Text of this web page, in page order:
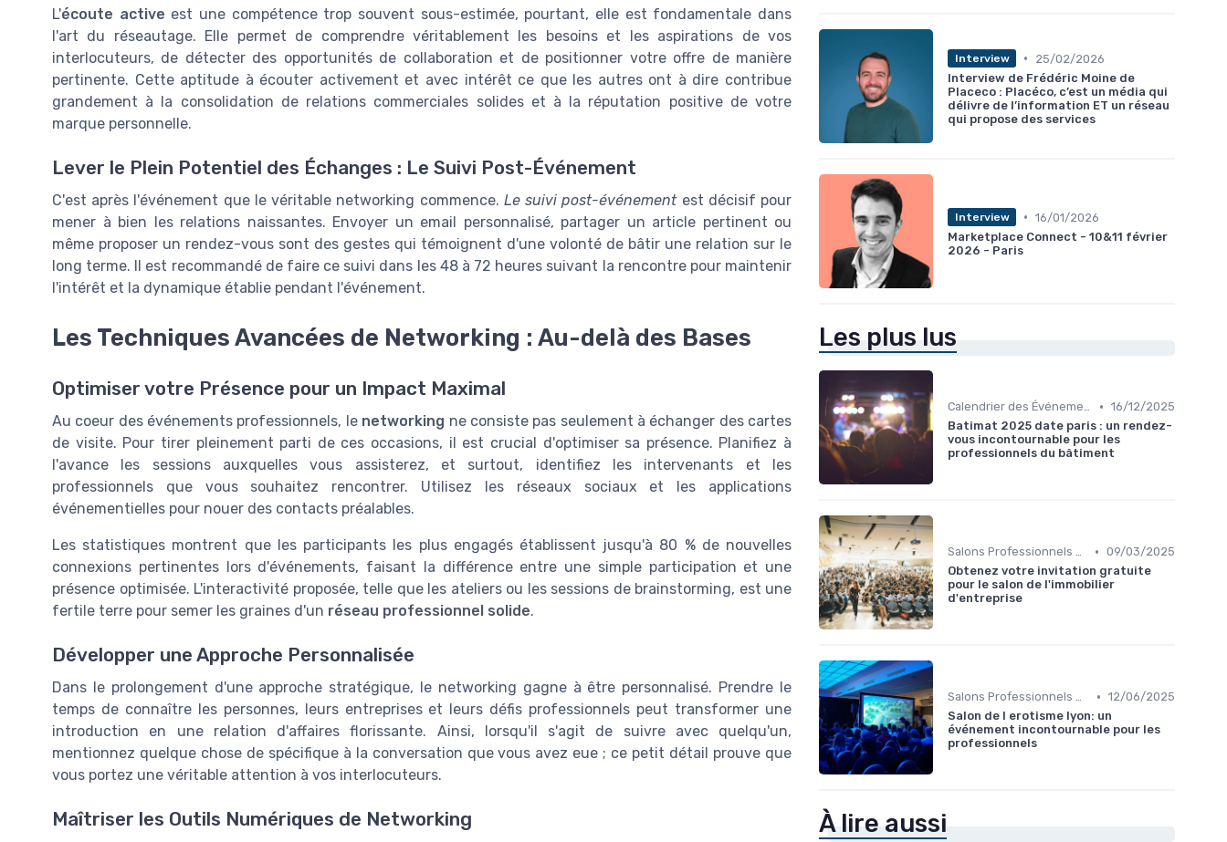
L'écoute active est une compétence trop souvent sous-estimée, pourtant, elle est fondamentale dans
l'art du réseautage. Elle permet de comprendre véritablement les besoins et les aspirations de vos
interlocuteurs, de détecter des opportunités de collaboration et de positionner votre offre de manière
pertinente. Cette aptitude à écouter activement et avec intérêt ce que les autres ont à dire contribue
grandement à la consolidation de relations commerciales solides et à la réputation positive de votre
marque personnelle.
Lever le Plein Potentiel des Échanges : Le Suivi Post-Événement
C'est après l'événement que le véritable networking commence. Le suivi post-événementest décisif pour
mener à bien les relations naissantes. Envoyer un email personnalisé, partager un article pertinent ou
même proposer un rendez-vous sont des gestes qui témoignent d'une volonté de bâtir une relation sur le
long terme. Il est recommandé de faire ce suivi dans les 48 à 72 heures suivant la rencontre pour maintenir
l'intérêt et la dynamique établie pendant l'événement.
Les Techniques Avancées de Networking : Au-delà des Bases
Optimiser votre Présence pour un Impact Maximal
Au coeur des événements professionnels, le networking ne consiste pas seulement à échanger des cartes
de visite. Pour tirer pleinement parti de ces occasions, il est crucial d'optimiser sa présence. Planifiez à
l'avance les sessions auxquelles vous assisterez, et surtout, identifiez les intervenants et les
professionnels que vous souhaitez rencontrer. Utilisez les réseaux sociaux et les applications
événementielles pour nouer des contacts préalables.
Les statistiques montrent que les participants les plus engagés établissent jusqu'à 80 % de nouvelles
connexions pertinentes lors d'événements, faisant la différence entre une simple participation et une
présence optimisée. L'interactivité proposée, telle que les ateliers ou les sessions de brainstorming, est une
fertile terre pour semer les graines d'un réseau professionnel solide.
Développer une Approche Personnalisée
Dans le prolongement d'une approche stratégique, le networking gagne à être personnalisé. Prendre le
temps de connaître les personnes, leurs entreprises et leurs défis professionnels peut transformer une
introduction en une relation d'affaires florissante. Ainsi, lorsqu'il s'agit de suivre avec quelqu'un,
mentionnez quelque chose de spécifique à la conversation que vous avez eue ; ce petit détail prouve que
vous portez une véritable attention à vos interlocuteurs.
Maîtriser les Outils Numériques de Networking
Interview •
25/02/2026
Interview de Frédéric Moine de
Placeco : Placéco, c’est un média qui
délivre de l’information ET un réseau
qui propose des services
Interview • 16/01/2026
Marketplace Connect - 10&11 février
2026 - Paris
Les plus lus
Calendrier des Événements par Secteur • 16/12/2025
Batimat 2025 date paris : un rendez-
vous incontournable pour les
professionnels du bâtiment
Salons Professionnels et Expositions • 09/03/2025
Obtenez votre invitation gratuite
pour le salon de l'immobilier
d'entreprise
Salons Professionnels et Expositions • 12/06/2025
Salon de l erotisme lyon: un
événement incontournable pour les
professionnels
À lire aussi